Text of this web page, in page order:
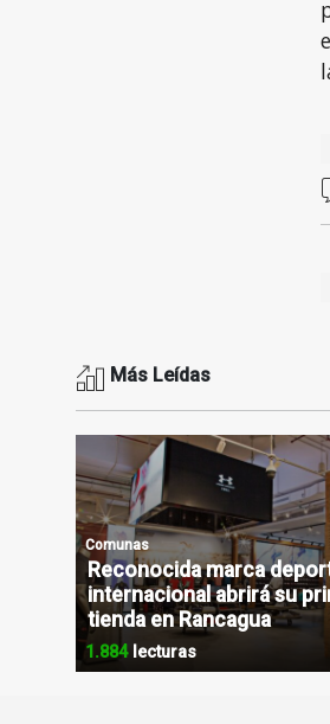
Más Leídas
Comunas
Reconocida marca
internacional abrirá su
tienda en Rancagua
1.884lecturas